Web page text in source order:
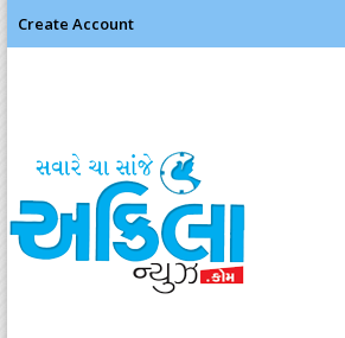
Create Account